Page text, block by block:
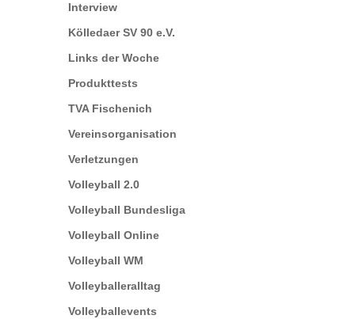
Interview
Kölledaer SV 90 e.V.
Links der Woche
Produkttests
TVA Fischenich
Vereinsorganisation
Verletzungen
Volleyball 2.0
Volleyball Bundesliga
Volleyball Online
Volleyball WM
Volleyballeralltag
Volleyballevents